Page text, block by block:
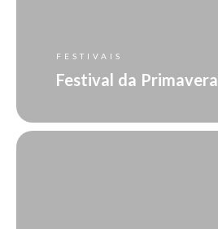
FESTIVAIS
Festival da Primavera